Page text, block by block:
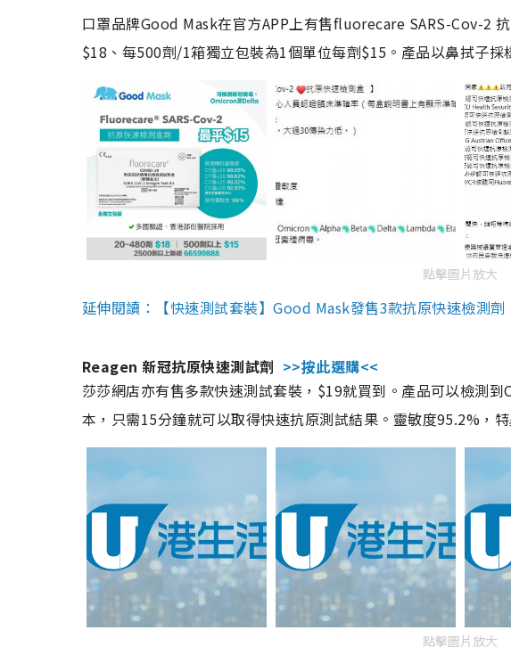
口罩品牌Good Mask在官方APP上有售fluorecare SARS-Cov-2
$18、每500劑/1箱獨立包裝為1個單位每劑$15。產品以鼻拭子採
點擊圖片放大
延伸閱讀：【快速測試套裝】Good Mask發售3款抗原快速檢測
Reagen 新冠抗原快速測試劑 >>按此選購<<
莎莎網店亦有售多款快速測試套裝，$19就買到。產品可以檢測
本，只需15分鐘就可以取得快速抗原測試結果。靈敏度95.2%，
點擊圖片放大